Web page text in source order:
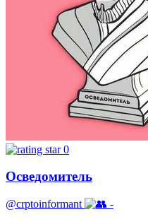
0
Осведомитель
@crptoinformant -